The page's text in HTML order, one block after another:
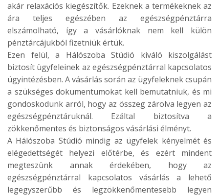
akár relaxációs kiegészítők. Ezeknek a termékeknek az
ára teljes egészében az egészségpénztárra
elszámolható, így a vásárlóknak nem kell külön
pénztárcájukból fizetniük értük.
Ezen felül, a Hálószoba Stúdió kiváló kiszolgálást
biztosít ügyfeleinek az egészségpénztárral kapcsolatos
ügyintézésben. A vásárlás során az ügyfeleknek csupán
a szükséges dokumentumokat kell bemutatniuk, és mi
gondoskodunk arról, hogy az összeg zárolva legyen az
egészségpénztáruknál. Ezáltal biztosítva a
zökkenőmentes és biztonságos vásárlási élményt.
A Hálószoba Stúdió mindig az ügyfelek kényelmét és
elégedettségét helyezi előtérbe, és ezért mindent
megteszünk annak érdekében, hogy az
egészségpénztárral kapcsolatos vásárlás a lehető
legegyszerűbb és legzökkenőmentesebb legyen